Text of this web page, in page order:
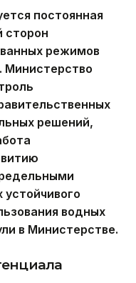
постоянная
сторон
режимов
Министерство
решений,
устойчивого
водных
в Министерстве.